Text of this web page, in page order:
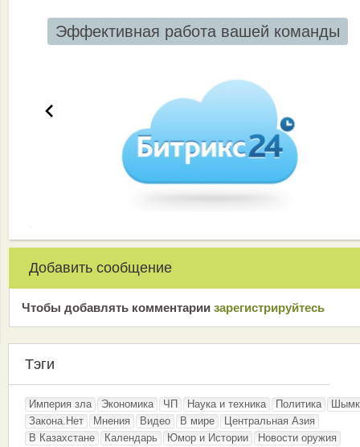
Эффективная работа вашей команды
Добавить сообщение
Чтобы добавлять комментарии зарeгиcтрирyйтeсь
Тэги
Империя зла Экономика ЧП Наука и техника Политика
Закона.Нет
Мнения Видео В мире
Центральная Азия
В Казахстане
Календарь Юмор и Истории
Новости оружия